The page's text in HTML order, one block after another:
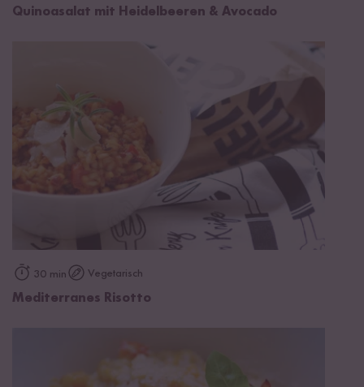
Quinoasalat mit Heidelbeeren & Avocado
30 min Vegetarisch
Mediterranes Risotto